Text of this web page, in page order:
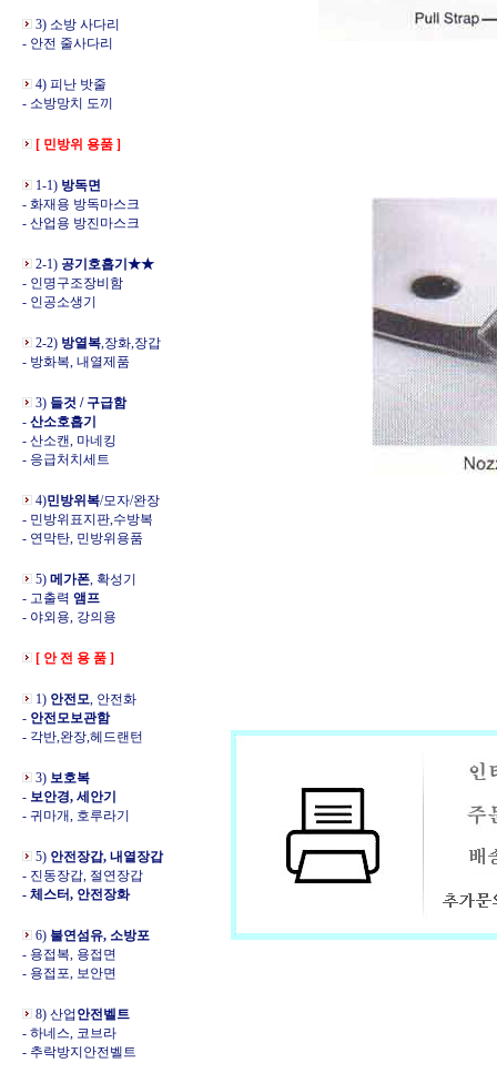
3) 소방 사다리
- 안전 줄사다리
4) 피난 밧줄
- 소방망치 도끼
[ 민방위 용품 ]
1-1) 방독면
- 화재용 방독마스크
- 산업용 방진마스크
2-1) 공기호흡기★★
- 인명구조장비함
- 인공소생기
2-2) 방열복,장화,장갑
- 방화복, 내열제품
3) 들것 / 구급함
- 산소호흡기
- 산소캔, 마네킹
- 응급처치세트
4)민방위복/모자/완장
- 민방위표지판,수방복
- 연막탄, 민방위용품
5) 메가폰, 확성기
- 고출력 앰프
- 야외용, 강의용
[ 안 전 용 품 ]
1) 안전모, 안전화
- 안전모보관함
- 각반,완장,헤드랜턴
3) 보호복
- 보안경, 세안기
- 귀마개, 호루라기
5) 안전장갑, 내열장갑
- 진동장갑, 절연장갑
- 체스터, 안전장화
6) 불연섬유, 소방포
- 용접복, 용접면
- 용접포, 보안면
8) 산업 안전벨트
- 하네스, 코브라
- 추락방지안전벨트